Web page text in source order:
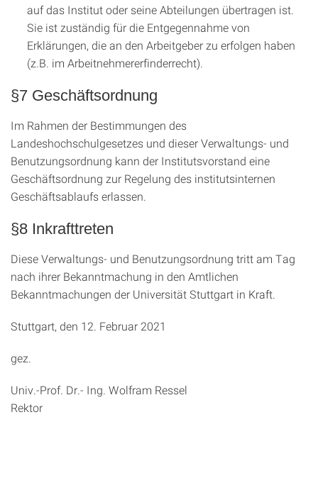
auf das Institut oder seine Abteilungen übertragen ist.
Sie ist zuständig für die Entgegennahme von
Erklärungen, die an den Arbeitgeber zu erfolgen haben
(z.B. im Arbeitnehmererfinderrecht).
§7 Geschäftsordnung
Im Rahmen der Bestimmungen des
Landeshochschulgesetzes und dieser Verwaltungs- und
Benutzungsordnung kann der Institutsvorstand eine
Geschäftsordnung zur Regelung des institutsinternen
Geschäftsablaufs erlassen.
§8 Inkrafttreten
Diese Verwaltungs- und Benutzungsordnung tritt am Tag
nach ihrer Bekanntmachung in den Amtlichen
Bekanntmachungen der Universität Stuttgart in Kraft.
Stuttgart, den 12. Februar 2021
gez.
Univ.-Prof. Dr.- Ing. Wolfram Ressel
Rektor